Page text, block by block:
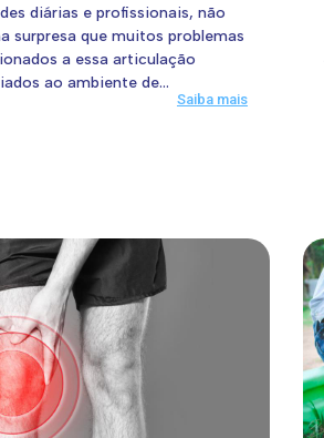
diárias e profissionais, não
surpresa que muitos problemas
a essa articulação
ao ambiente de...
Saiba mais